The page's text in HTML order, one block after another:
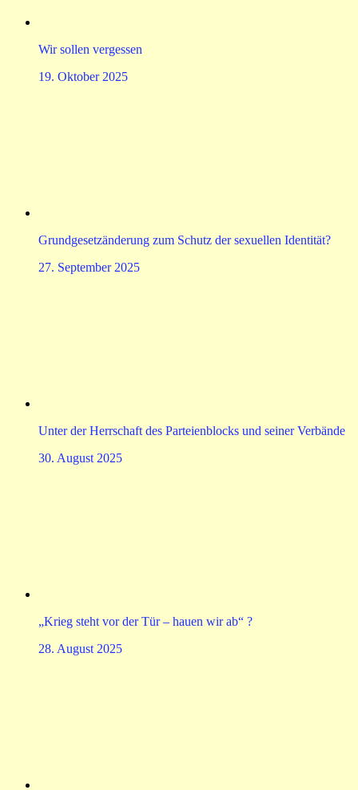
Wir sollen vergessen
19. Oktober 2025
Grundgesetzänderung zum Schutz der sexuellen Identität?
27. September 2025
Unter der Herrschaft des Parteienblocks und seiner Verbände
30. August 2025
„Krieg steht vor der Tür – hauen wir ab“ ?
28. August 2025